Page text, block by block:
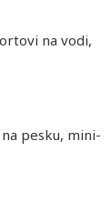
na vodi,
pesku, mini-